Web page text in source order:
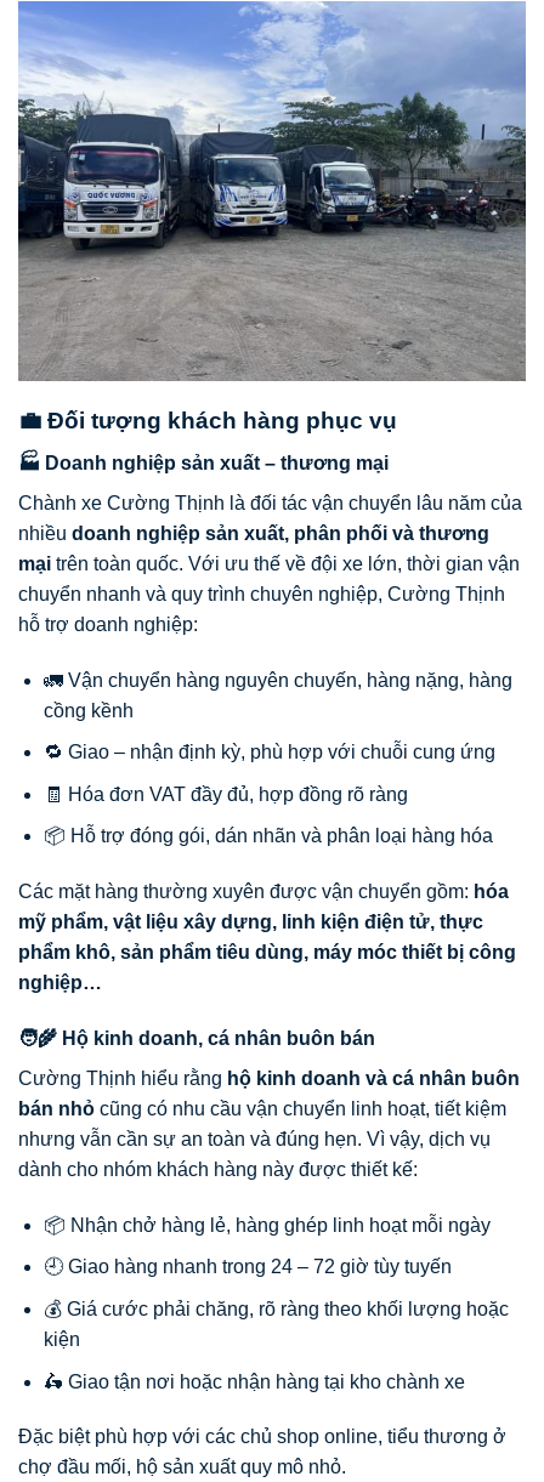
💼 Đối tượng khách hàng phục vụ
🏭 Doanh nghiệp sản xuất – thương mại
Chành xe Cường Thịnh là đối tác vận chuyển lâu năm của
nhiều doanh nghiệp sản xuất, phân phối và thương
mại trên toàn quốc. Với ưu thế về đội xe lớn, thời gian vận
chuyển nhanh và quy trình chuyên nghiệp, Cường Thịnh
hỗ trợ doanh nghiệp:
🚛 Vận chuyển hàng nguyên chuyến, hàng nặng, hàng
cồng kềnh
🔁 Giao – nhận định kỳ, phù hợp với chuỗi cung ứng
🧾 Hóa đơn VAT đầy đủ, hợp đồng rõ ràng
📦 Hỗ trợ đóng gói, dán nhãn và phân loại hàng hóa
Các mặt hàng thường xuyên được vận chuyển gồm: hóa
mỹ phẩm, vật liệu xây dựng, linh kiện điện tử, thực
phẩm khô, sản phẩm tiêu dùng, máy móc thiết bị công
nghiệp…
🧑‍🌾 Hộ kinh doanh, cá nhân buôn bán
Cường Thịnh hiểu rằng hộ kinh doanh và cá nhân buôn
bán nhỏ cũng có nhu cầu vận chuyển linh hoạt, tiết kiệm
nhưng vẫn cần sự an toàn và đúng hẹn. Vì vậy, dịch vụ
dành cho nhóm khách hàng này được thiết kế:
📦 Nhận chở hàng lẻ, hàng ghép linh hoạt mỗi ngày
🕘 Giao hàng nhanh trong 24 – 72 giờ tùy tuyến
💰 Giá cước phải chăng, rõ ràng theo khối lượng hoặc
kiện
🛵 Giao tận nơi hoặc nhận hàng tại kho chành xe
Đặc biệt phù hợp với các chủ shop online, tiểu thương ở
chợ đầu mối, hộ sản xuất quy mô nhỏ.